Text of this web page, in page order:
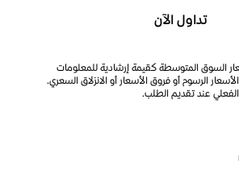
تداول الآن
السوق المتوسطة كقيمة إرشادية للمعلومات
الرسوم أو فروق الأسعار أو الانزلاق السعري.
عند تقديم الطلب.